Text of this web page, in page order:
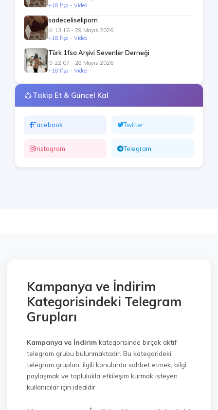
+18 İfşa - Video
sadeceliseliporn
13:16 - 29 Mayıs 2026
+18 İfşa - Video
Türk 1fsa Arşivi Sevenler Derneği
22:07 - 28 Mayıs 2026
+18 İfşa - Video
Takip Et & Güncel Kal
Facebook Twitter
Instagram Telegram
Kampanya ve İndirim
Kategorisindeki Telegram
Grupları
Kampanya ve İndirim kategorisinde birçok aktif
telegram grubu bulunmaktadır. Bu kategorideki
telegram grupları, ilgili konularda sohbet etmek, bilgi
paylaşmak ve toplulukla etkileşim kurmak isteyen
kullanıcılar için idealdir.